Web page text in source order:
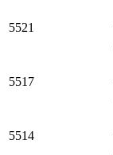
5521
5517
5514